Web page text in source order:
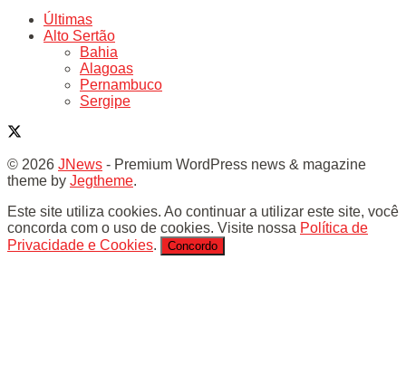
Últimas
Alto Sertão
Bahia
Alagoas
Pernambuco
Sergipe
© 2026 JNews - Premium WordPress news & magazine
theme by Jegtheme.
Este site utiliza cookies. Ao continuar a utilizar este site, você
concorda com o uso de cookies. Visite nossa Política de
Privacidade e Cookies. Concordo